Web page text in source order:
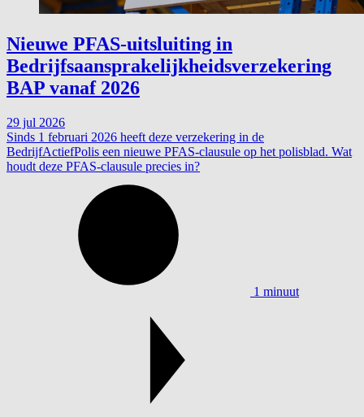
Nieuwe PFAS-uitsluiting in
Bedrijfsaansprakelijkheidsverzekering
BAP vanaf 2026
29 jul 2026
Sinds 1 februari 2026 heeft deze verzekering in de
BedrijfActiefPolis een nieuwe PFAS-clausule op het polisblad. Wat
houdt deze PFAS-clausule precies in?
1 minuut